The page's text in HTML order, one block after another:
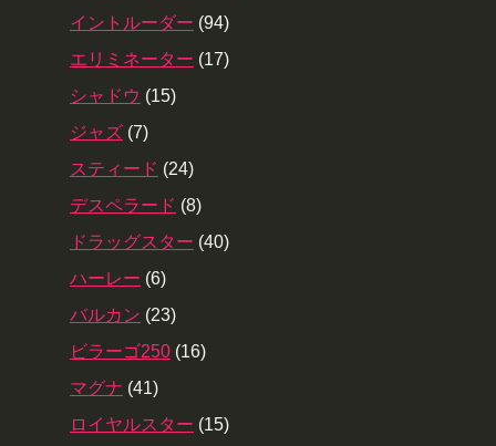
イントルーダー (94)
エリミネーター (17)
シャドウ (15)
ジャズ (7)
スティード (24)
デスペラード (8)
ドラッグスター (40)
ハーレー (6)
バルカン (23)
ビラーゴ250 (16)
マグナ (41)
ロイヤルスター (15)